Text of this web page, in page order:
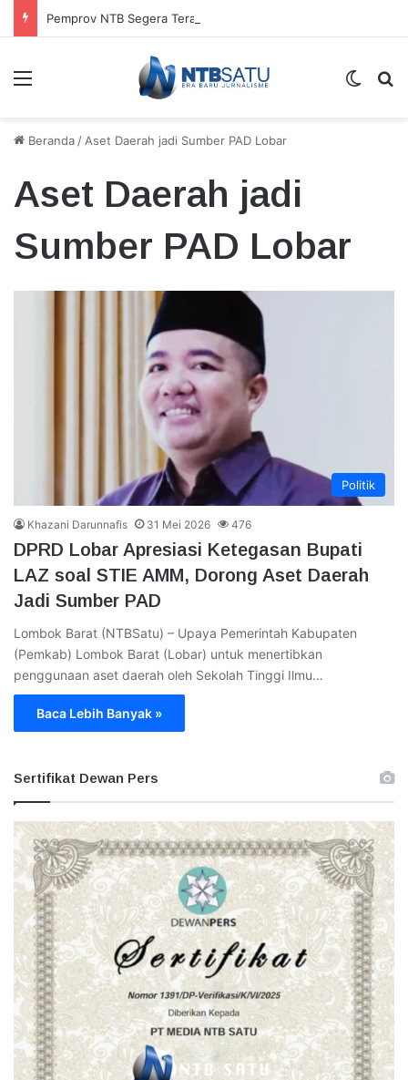
Menu
Beranda / Aset Daerah jadi Sumber PAD Lobar
Aset Daerah jadi
Sumber PAD Lobar
Politik
Khazani Darunnafis 31 Mei 2026 476
DPRD Lobar Apresiasi Ketegasan Bupati
LAZ soal STIE AMM, Dorong Aset Daerah
Jadi Sumber PAD
Lombok Barat (NTBSatu) – Upaya Pemerintah Kabupaten
(Pemkab) Lombok Barat (Lobar) untuk menertibkan
penggunaan aset daerah oleh Sekolah Tinggi Ilmu…
Baca Lebih Banyak »
Sertifikat Dewan Pers